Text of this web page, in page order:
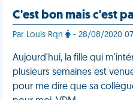
C'est bon mais c'est
Par Louis Rqn - 28/08/2020
Aujourd'hui, la fille qui
plusieurs semaines est
pour me dire que sa